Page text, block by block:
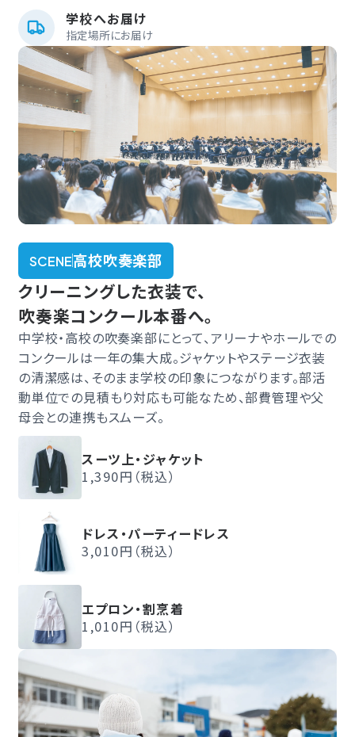
学校へお届け
指定場所にお届け
SCENE高校吹奏楽部
クリーニングした衣装で、
吹奏楽コンクール本番へ。
中学校・高校の吹奏楽部にとって、アリーナやホールでの
コンクールは一年の集大成。ジャケットやステージ衣装
の清潔感は、そのまま学校の印象につながります。部活
動単位での見積もり対応も可能なため、部費管理や父
母会との連携もスムーズ。
スーツ上・ジャケット
1,390円（税込）
ドレス・パーティードレス
3,010円（税込）
エプロン・割烹着
1,010円（税込）